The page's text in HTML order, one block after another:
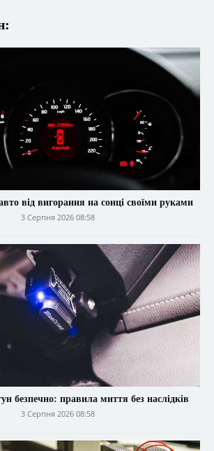
від вигорання на сонці своїми руками
3 Серпня 2026 08:58
безпечно: правила миття без наслідків
3 Серпня 2026 08:58